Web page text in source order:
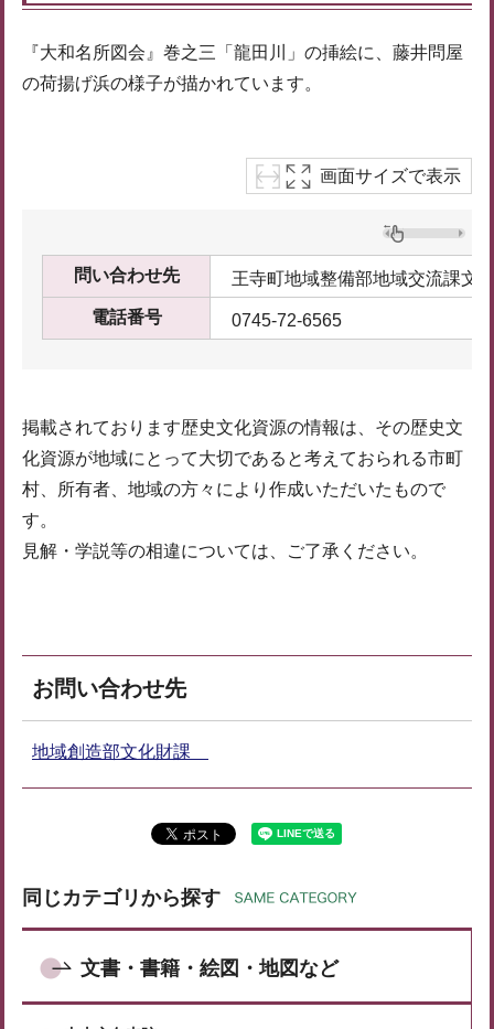
『大和名所図会』巻之三「龍田川」の挿絵に、藤井問屋
の荷揚げ浜の様子が描かれています。
画面サイズで表示
問い合わせ先 王寺町地域整備部地域交流課文
電話番号 0745-72-6565
掲載されております歴史文化資源の情報は、その歴史文
化資源が地域にとって大切であると考えておられる市町
村、所有者、地域の方々により作成いただいたもので
す。
見解・学説等の相違については、ご了承ください。
お問い合わせ先
地域創造部文化財課
同じカテゴリから探す
文書・書籍・絵図・地図など